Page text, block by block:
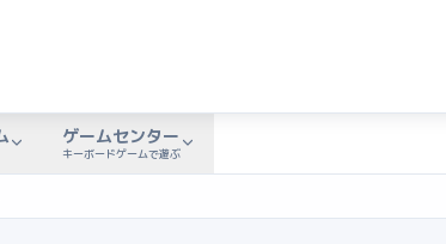
ゲームセンター
キーボードゲームで遊ぶ